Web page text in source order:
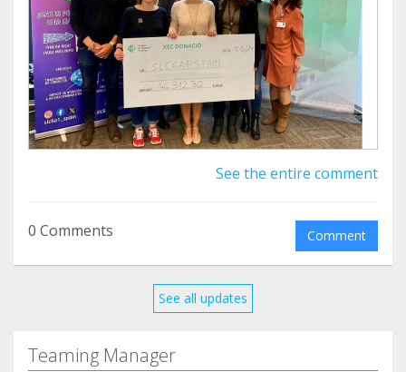
See the entire comment
0 Comments Comment
See all updates
Teaming Manager